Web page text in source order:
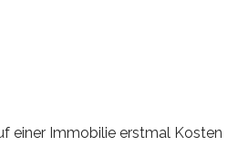
einer Immobilie erstmal Kosten